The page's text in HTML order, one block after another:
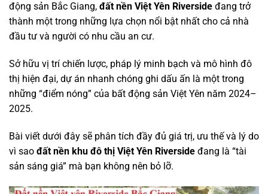
động sản Bắc Giang, đất nền Việt Yên Riverside đang trở
thành một trong những lựa chọn nổi bật nhất cho cả nhà
đầu tư và người có nhu cầu an cư.
Sở hữu vị trí chiến lược, pháp lý minh bạch và mô hình đô
thị hiện đại, dự án nhanh chóng ghi dấu ấn là một trong
những “điểm nóng” của bất động sản Việt Yên năm 2024–
2025.
Bài viết dưới đây sẽ phân tích đầy đủ giá trị, ưu thế và lý do
vì sao đất nền khu đô thị Việt Yên Riverside đang là “tài
sản sáng giá” mà bạn không nên bỏ lỡ.